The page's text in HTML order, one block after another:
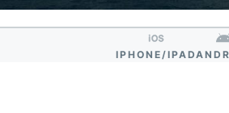
IPHONE/IPAD